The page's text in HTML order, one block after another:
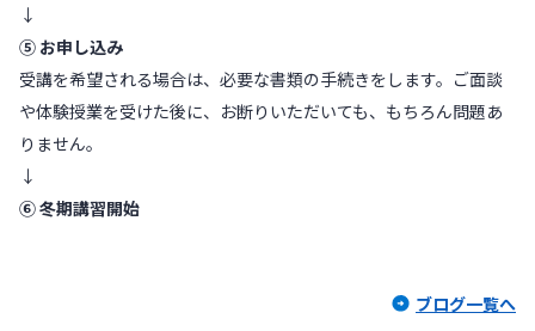
↓
⑤ お申し込み
受講を希望される場合は、必要な書類の手続きをします。ご面談
や体験授業を受けた後に、お断りいただいても、もちろん問題あ
りません。
↓
⑥ 冬期講習開始
ブログ一覧へ